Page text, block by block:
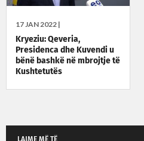
17 JAN 2022 |
Kryeziu: Qeveria,
Presidenca dhe Kuvendi u
bënë bashkë në mbrojtje të
Kushtetutës
LAJME MË TË